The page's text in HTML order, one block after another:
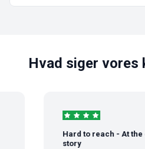
Hvad siger vores
Hard to reach - At the
story